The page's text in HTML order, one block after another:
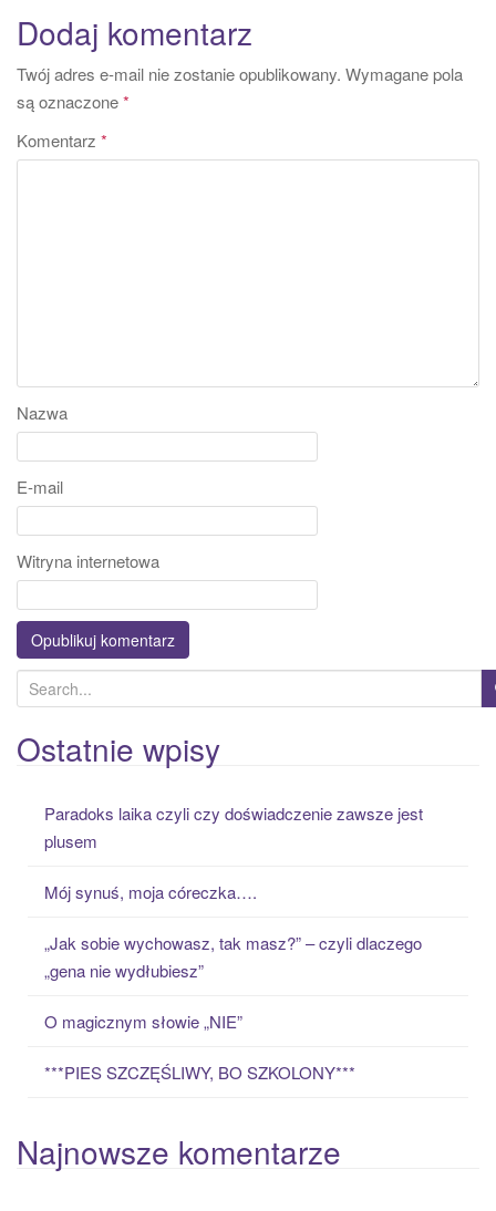
Dodaj komentarz
Twój adres e-mail nie zostanie opublikowany. Wymagane pola
są oznaczone*
Komentarz *
Nazwa
E-mail
Witryna internetowa
e
a
r
Ostatnie wpisy
Paradoks laika czyli czy doświadczenie zawsze jest
plusem
Mój synuś, moja córeczka….
„Jak sobie wychowasz, tak masz?” – czyli dlaczego
„gena nie wydłubiesz”
O magicznym słowie „NIE”
***PIES SZCZĘŚLIWY, BO SZKOLONY***
Najnowsze komentarze